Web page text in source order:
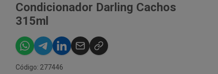
Condicionador Darling Cachos
315ml
Código: 277446